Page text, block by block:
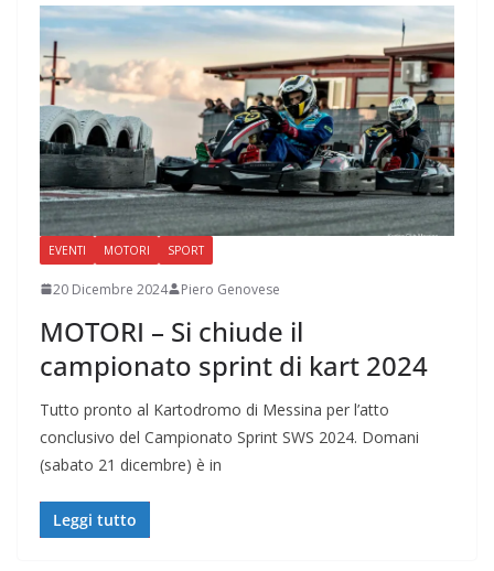
EVENTI MOTORI SPORT
20 Dicembre 2024 Piero Genovese
MOTORI – Si chiude il
campionato sprint di kart 2024
Tutto pronto al Kartodromo di Messina per l’atto
conclusivo del Campionato Sprint SWS 2024. Domani
(sabato 21 dicembre) è in
Leggi tutto